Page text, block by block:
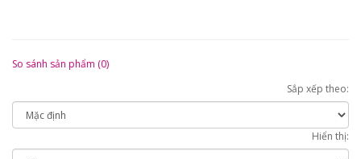
So sánh sản phẩm (0)
Sắp xếp theo:
Hiển thị: